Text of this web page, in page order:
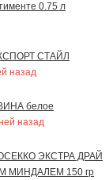
0.75 л
СТАЙЛ
назад
белое
назад
ЭКСТРА ДРАЙ
МИНДАЛЕМ 150 гр